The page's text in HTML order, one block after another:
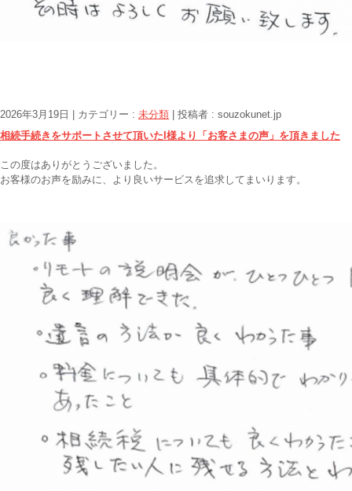
2026年3月19日 | カテゴリー : 未分類 | 投稿者 : souzokunet.jp
相続手続きをサポートさせて頂いたI様より「お客さまの声」を頂きました
この度はありがとうございました。
お客様のお声を励みに、より良いサービスを追求してまいります。